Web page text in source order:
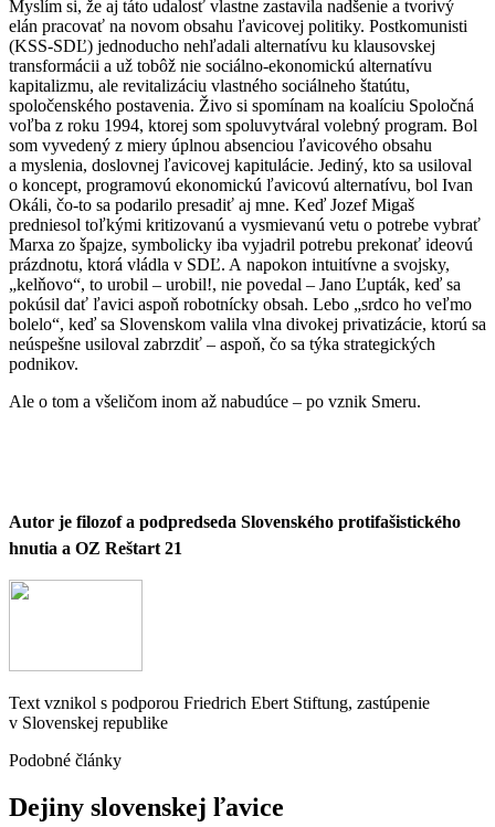
Myslím si, že aj táto udalosť vlastne zastavila nadšenie a tvorivý
elán pracovať na novom obsahu ľavicovej politiky. Postkomunisti
(KSS-SDĽ) jednoducho nehľadali alternatívu ku klausovskej
transformácii a už tobôž nie sociálno-ekonomickú alternatívu
kapitalizmu, ale revitalizáciu vlastného sociálneho štatútu,
spoločenského postavenia. Živo si spomínam na koalíciu Spoločná
voľba z roku 1994, ktorej som spoluvytváral volebný program. Bol
som vyvedený z miery úplnou absenciou ľavicového obsahu
a myslenia, doslovnej ľavicovej kapitulácie. Jediný, kto sa usiloval
o koncept, programovú ekonomickú ľavicovú alternatívu, bol Ivan
Okáli, čo-to sa podarilo presadiť aj mne. Keď Jozef Migaš
predniesol toľkými kritizovanú a vysmievanú vetu o potrebe vybrať
Marxa zo špajze, symbolicky iba vyjadril potrebu prekonať ideovú
prázdnotu, ktorá vládla v SDĽ. A napokon intuitívne a svojsky,
„kelňovo“, to urobil – urobil!, nie povedal – Jano Ľupták, keď sa
pokúsil dať ľavici aspoň robotnícky obsah. Lebo „srdco ho veľmo
bolelo“, keď sa Slovenskom valila vlna divokej privatizácie, ktorú sa
neúspešne usiloval zabrzdiť – aspoň, čo sa týka strategických
podnikov.
Ale o tom a všeličom inom až nabudúce – po vznik Smeru.
Autor je filozof a podpredseda Slovenského protifašistického
hnutia a OZ Reštart 21
Text vznikol s podporou Friedrich Ebert Stiftung, zastúpenie
v Slovenskej republike
Podobné články
Dejiny slovenskej ľavice